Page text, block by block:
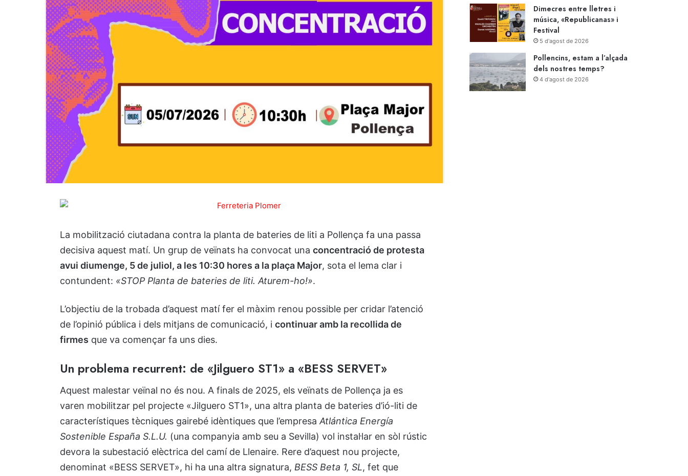
La mobilització ciutadana contra la planta de bateries de liti a Pollença fa una passa
decisiva aquest matí. Un grup de veïnats ha convocat una concentració de protesta
avui diumenge, 5 de juliol, a les 10:30 hores a la plaça Major, sota el lema clar i
contundent: «STOP Planta de bateries de liti. Aturem-ho!».
L’objectiu de la trobada d’aquest matí fer el màxim renou possible per cridar l’atenció
de l’opinió pública i dels mitjans de comunicació, i continuar amb la recollida de
firmes que va començar fa uns dies.
Un problema recurrent: de «Jilguero ST1» a «BESS SERVET»
Aquest malestar veïnal no és nou. A finals de 2025, els veïnats de Pollença ja es
varen mobilitzar pel projecte «Jilguero ST1», una altra planta de bateries d’ió-liti de
característiques tècniques gairebé idèntiques que l’empresa Atlántica Energía
Sostenible España S.L.U. (una companyia amb seu a Sevilla) vol instal·lar en sòl rústic
devora la subestació elèctrica del camí de Llenaire. Rere d’aquest nou projecte,
denominat «BESS SERVET», hi ha una altra signatura, BESS Beta 1, SL, fet que
Dimecres entre lletres i
música, «Republicanas» i
Festival
5 d'agost de 2026
Pollencins, estam a l’alçada
dels nostres temps?
4 d'agost de 2026